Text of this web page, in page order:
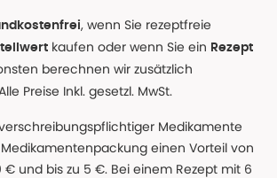
, wenn Sie rezeptfreie
kaufen oder wenn Sie ein Rezept
berechnen wir zusätzlich
Preise Inkl. gesetzl. MwSt.
Medikamente
einen Vorteil von
€ und bis zu 5 €. Bei einem Rezept mit 6